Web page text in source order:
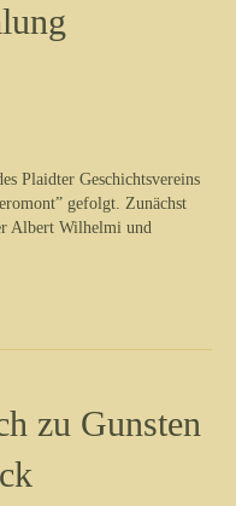
Plaidter Geschichtsvereins
gefolgt. Zunächst
Albert Wilhelmi und
zu Gunsten